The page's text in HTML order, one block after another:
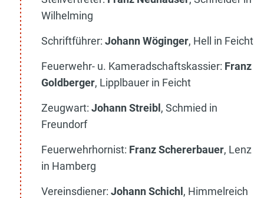
Wilhelming
Schriftführer: Johann Wöginger, Hell in Feicht
Feuerwehr- u. Kameradschaftskassier: Franz
Goldberger, Lipplbauer in Feicht
Zeugwart: Johann Streibl, Schmied in
Freundorf
Feuerwehrhornist: Franz Schererbauer, Lenz
in Hamberg
Vereinsdiener: Johann Schichl, Himmelreich